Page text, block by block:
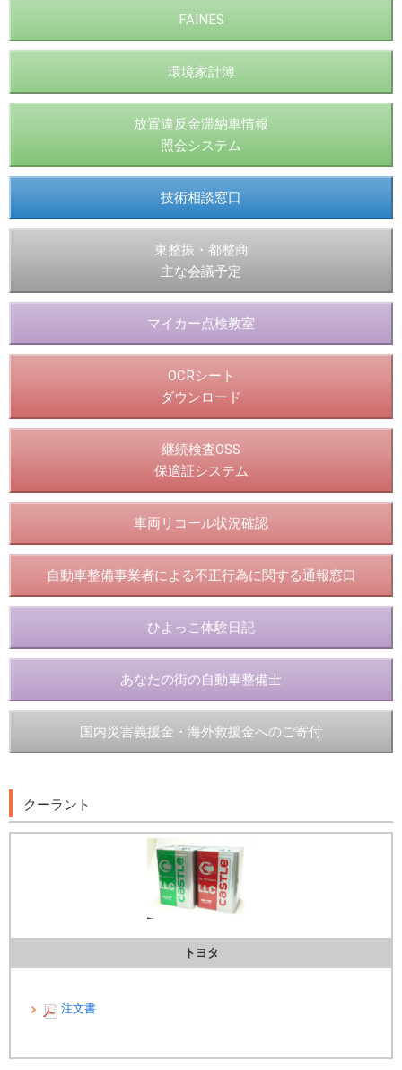
FAINES
環境家計簿
放置違反金滞納車情報
照会システム
技術相談窓口
東整振・都整商
主な会議予定
マイカー点検教室
OCRシート
ダウンロード
継続検査OSS
保適証システム
車両リコール状況確認
自動車整備事業者による不正行為に関する通報窓口
ひよっこ体験日記
あなたの街の自動車整備士
国内災害義援金・海外救援金へのご寄付
クーラント
トヨタ
注文書